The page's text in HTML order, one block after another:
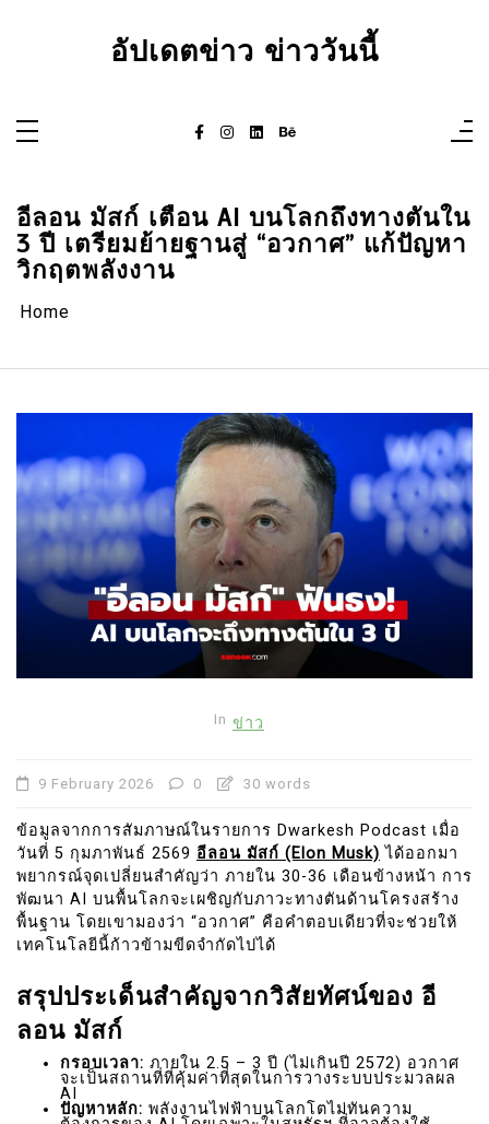
อัปเดตข่าว ข่าววันนี้
อีลอน มัสก์ เตือน AI บนโลกถึงทางตันใน
3 ปี เตรียมย้ายฐานสู่ “อวกาศ” แก้ปัญหา
วิกฤตพลังงาน
Home
In ข่าว
9 February 2026 0 30 words
ข้อมูลจากการสัมภาษณ์ในรายการ Dwarkesh Podcast เมื่อ
วันที่ 5 กุมภาพันธ์ 2569 อีลอน มัสก์ (Elon Musk) ได้ออกมา
พยากรณ์จุดเปลี่ยนสำคัญว่า ภายใน 30-36 เดือนข้างหน้า การ
พัฒนา AI บนพื้นโลกจะเผชิญกับภาวะทางตันด้านโครงสร้าง
พื้นฐาน โดยเขามองว่า “อวกาศ” คือคำตอบเดียวที่จะช่วยให้
เทคโนโลยีนี้ก้าวข้ามขีดจำกัดไปได้
สรุปประเด็นสำคัญจากวิสัยทัศน์ของ อี
ลอน มัสก์
กรอบเวลา: ภายใน 2.5 – 3 ปี (ไม่เกินปี 2572) อวกาศ
จะเป็นสถานที่ที่คุ้มค่าที่สุดในการวางระบบประมวลผล
AI
ปัญหาหลัก: พลังงานไฟฟ้าบนโลกโตไม่ทันความ